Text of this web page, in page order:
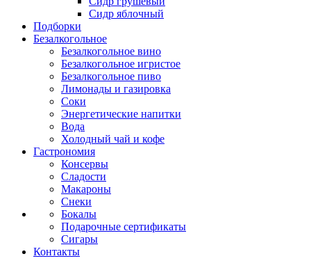
Сидр яблочный
Подборки
Безалкогольное
Безалкогольное вино
Безалкогольное игристое
Безалкогольное пиво
Лимонады и газировка
Соки
Энергетические напитки
Вода
Холодный чай и кофе
Гастрономия
Консервы
Сладости
Макароны
Снеки
Бокалы
Подарочные сертификаты
Сигары
Контакты